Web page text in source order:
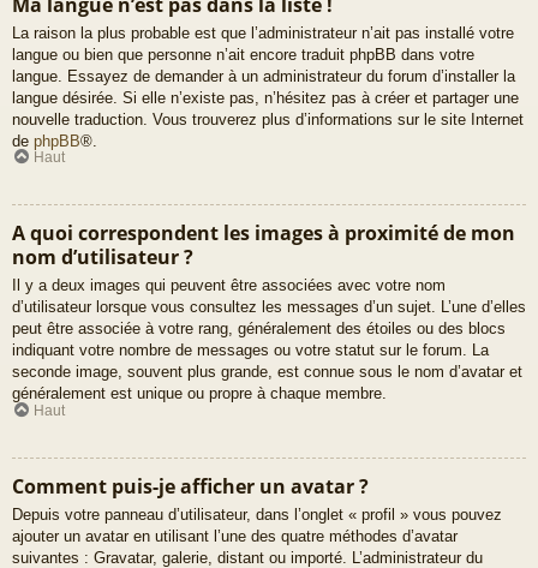
La raison la plus probable est que l’administrateur n’ait pas installé votre
langue ou bien que personne n’ait encore traduit phpBB dans votre
langue. Essayez de demander à un administrateur du forum d’installer la
langue désirée. Si elle n’existe pas, n’hésitez pas à créer et partager une
nouvelle traduction. Vous trouverez plus d’informations sur le site Internet
de phpBB®.
Haut
A quoi correspondent les images à proximité de mon
nom d’utilisateur ?
Il y a deux images qui peuvent être associées avec votre nom
d’utilisateur lorsque vous consultez les messages d’un sujet. L’une d’elles
peut être associée à votre rang, généralement des étoiles ou des blocs
indiquant votre nombre de messages ou votre statut sur le forum. La
seconde image, souvent plus grande, est connue sous le nom d’avatar et
généralement est unique ou propre à chaque membre.
Haut
Comment puis-je afficher un avatar ?
Depuis votre panneau d’utilisateur, dans l’onglet « profil » vous pouvez
ajouter un avatar en utilisant l’une des quatre méthodes d’avatar
suivantes : Gravatar, galerie, distant ou importé. L’administrateur du